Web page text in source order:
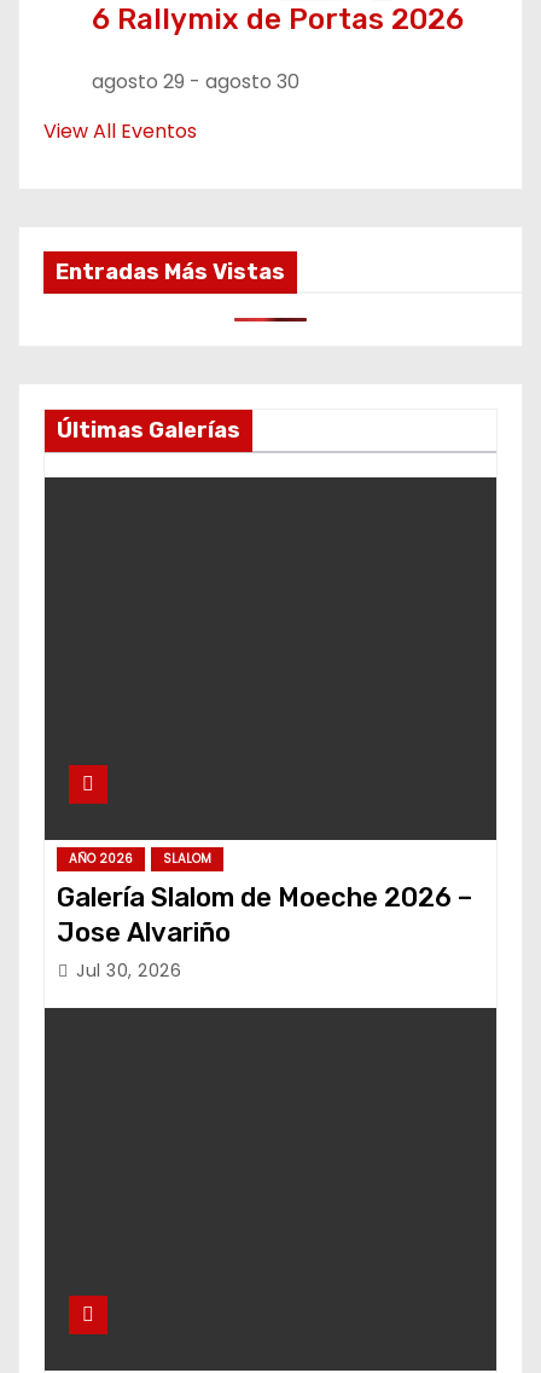
6 Rallymix de Portas 2026
agosto 29 - agosto 30
View All Eventos
Entradas Más Vistas
Últimas Galerías
AÑO 2026 SLALOM
Galería Slalom de Moeche 2026 –
Jose Alvariño
Jul 30, 2026